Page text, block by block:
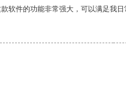
件的功能非常强大，可以满足我